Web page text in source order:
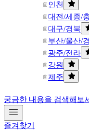
인천
대전/세종/
대구/경북
부산/울산/
광주/전라
강원
제주
궁금한 내용을 검색해보
즐겨찾기